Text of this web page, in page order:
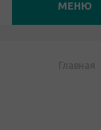
МЕНЮ
Главная